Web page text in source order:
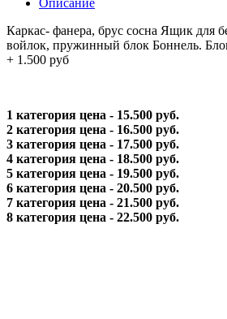
Каркас- фанера, брус сосна Ящик для
войлок, пружинный блок Боннель.
+ 1.500 руб
1 категория цена - 15.500 руб.
2 категория цена - 16.500 руб.
3 категория цена - 17.500 руб.
4 категория цена - 18.500 руб.
5 категория цена - 19.500 руб.
6 категория цена - 20.500 руб.
7 категория цена - 21.500 руб.
8 категория цена - 22.500 руб.